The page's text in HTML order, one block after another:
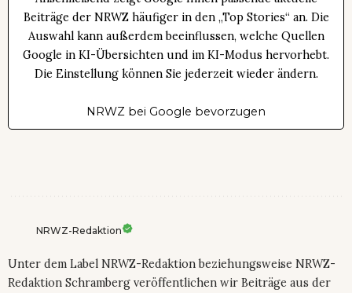
Beiträge der NRWZ häufiger in den „Top Stories“ an. Die
Auswahl kann außerdem beeinflussen, welche Quellen
Google in KI-Übersichten und im KI-Modus hervorhebt.
Die Einstellung können Sie jederzeit wieder ändern.
NRWZ bei Google bevorzugen
NRWZ-Redaktion
Unter dem Label NRWZ-Redaktion beziehungsweise NRWZ-
Redaktion Schramberg veröffentlichen wir Beiträge aus der